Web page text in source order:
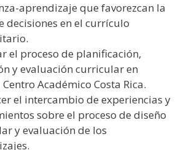
aprendizaje que favorezcan la
decisiones en el currículo
el proceso de planificación,
y evaluación curricular en
Académico Costa Rica.
el intercambio de experiencias y
sobre el proceso de diseño
y evaluación de los